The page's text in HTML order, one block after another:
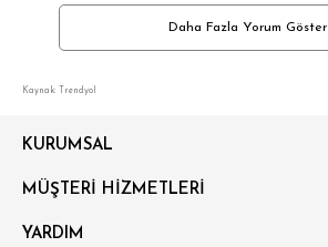
Daha Fazla Yorum Göster
Kaynak: Trendyol
KURUMSAL
MÜŞTERİ HİZMETLERİ
YARDIM